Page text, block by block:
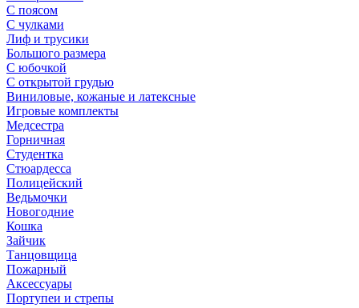
С поясом
С чулками
Лиф и трусики
Большого размера
С юбочкой
С открытой грудью
Виниловые, кожаные и латексные
Игровые комплекты
Медсестра
Горничная
Студентка
Стюардесса
Полицейский
Ведьмочки
Новогодние
Кошка
Зайчик
Танцовщица
Пожарный
Аксессуары
Портупеи и стрепы